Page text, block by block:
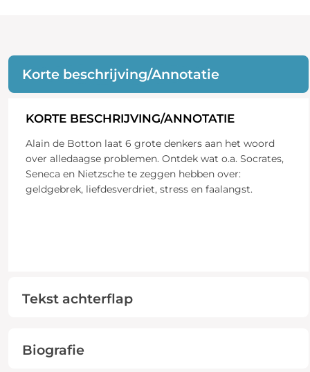
Korte beschrijving/Annotatie
KORTE BESCHRIJVING/ANNOTATIE
Alain de Botton laat 6 grote denkers aan het woord
over alledaagse problemen. Ontdek wat o.a. Socrates,
Seneca en Nietzsche te zeggen hebben over:
geldgebrek, liefdesverdriet, stress en faalangst.
Tekst achterflap
Biografie